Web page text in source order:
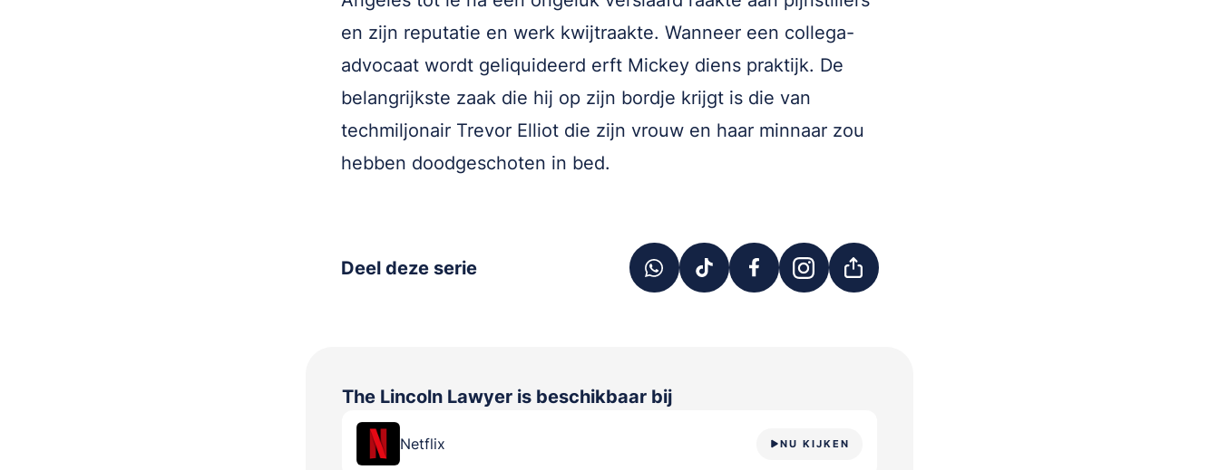
en zijn reputatie en werk kwijtraakte. Wanneer een collega-
advocaat wordt geliquideerd erft Mickey diens praktijk. De
belangrijkste zaak die hij op zijn bordje krijgt is die van
techmiljonair Trevor Elliot die zijn vrouw en haar minnaar zou
hebben doodgeschoten in bed.
Deel deze serie
The Lincoln Lawyer is beschikbaar bij
Netflix NU KIJKEN